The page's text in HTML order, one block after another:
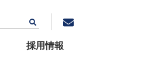
採用情報